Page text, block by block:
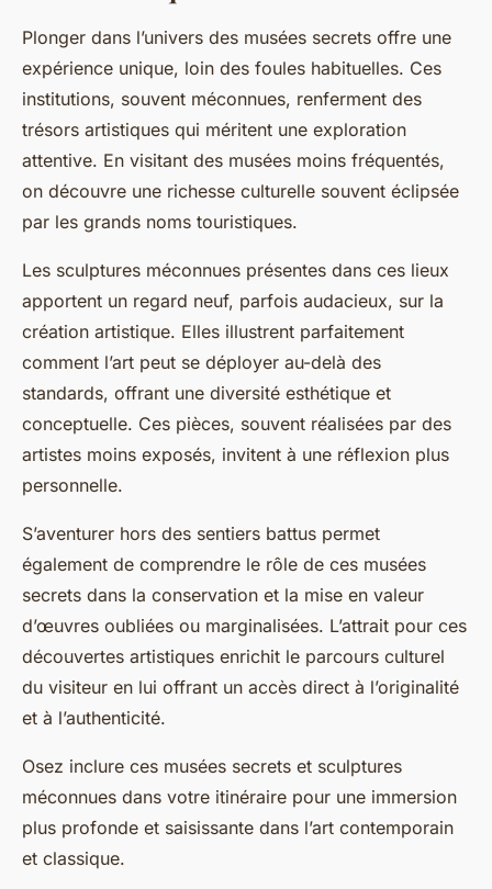
Plonger dans l’univers des musées secrets offre une
expérience unique, loin des foules habituelles. Ces
institutions, souvent méconnues, renferment des
trésors artistiques qui méritent une exploration
attentive. En visitant des musées moins fréquentés,
on découvre une richesse culturelle souvent éclipsée
par les grands noms touristiques.
Les sculptures méconnues présentes dans ces lieux
apportent un regard neuf, parfois audacieux, sur la
création artistique. Elles illustrent parfaitement
comment l’art peut se déployer au-delà des
standards, offrant une diversité esthétique et
conceptuelle. Ces pièces, souvent réalisées par des
artistes moins exposés, invitent à une réflexion plus
personnelle.
S’aventurer hors des sentiers battus permet
également de comprendre le rôle de ces musées
secrets dans la conservation et la mise en valeur
d’œuvres oubliées ou marginalisées. L’attrait pour ces
découvertes artistiques enrichit le parcours culturel
du visiteur en lui offrant un accès direct à l’originalité
et à l’authenticité.
Osez inclure ces musées secrets et sculptures
méconnues dans votre itinéraire pour une immersion
plus profonde et saisissante dans l’art contemporain
et classique.